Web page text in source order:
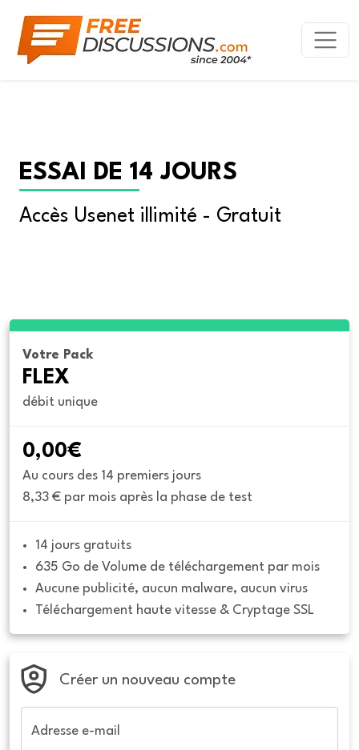
ESSAI DE 14 JOURS
Accès Usenet illimité - Gratuit
Votre Pack
FLEX
débit unique
0,00€
Au cours des 14 premiers jours
8,33 € par mois après la phase de test
14 jours gratuits
635 Go de Volume de téléchargement par mois
Aucune publicité, aucun malware, aucun virus
Téléchargement haute vitesse & Cryptage SSL
Créer un nouveau compte
Adresse e-mail